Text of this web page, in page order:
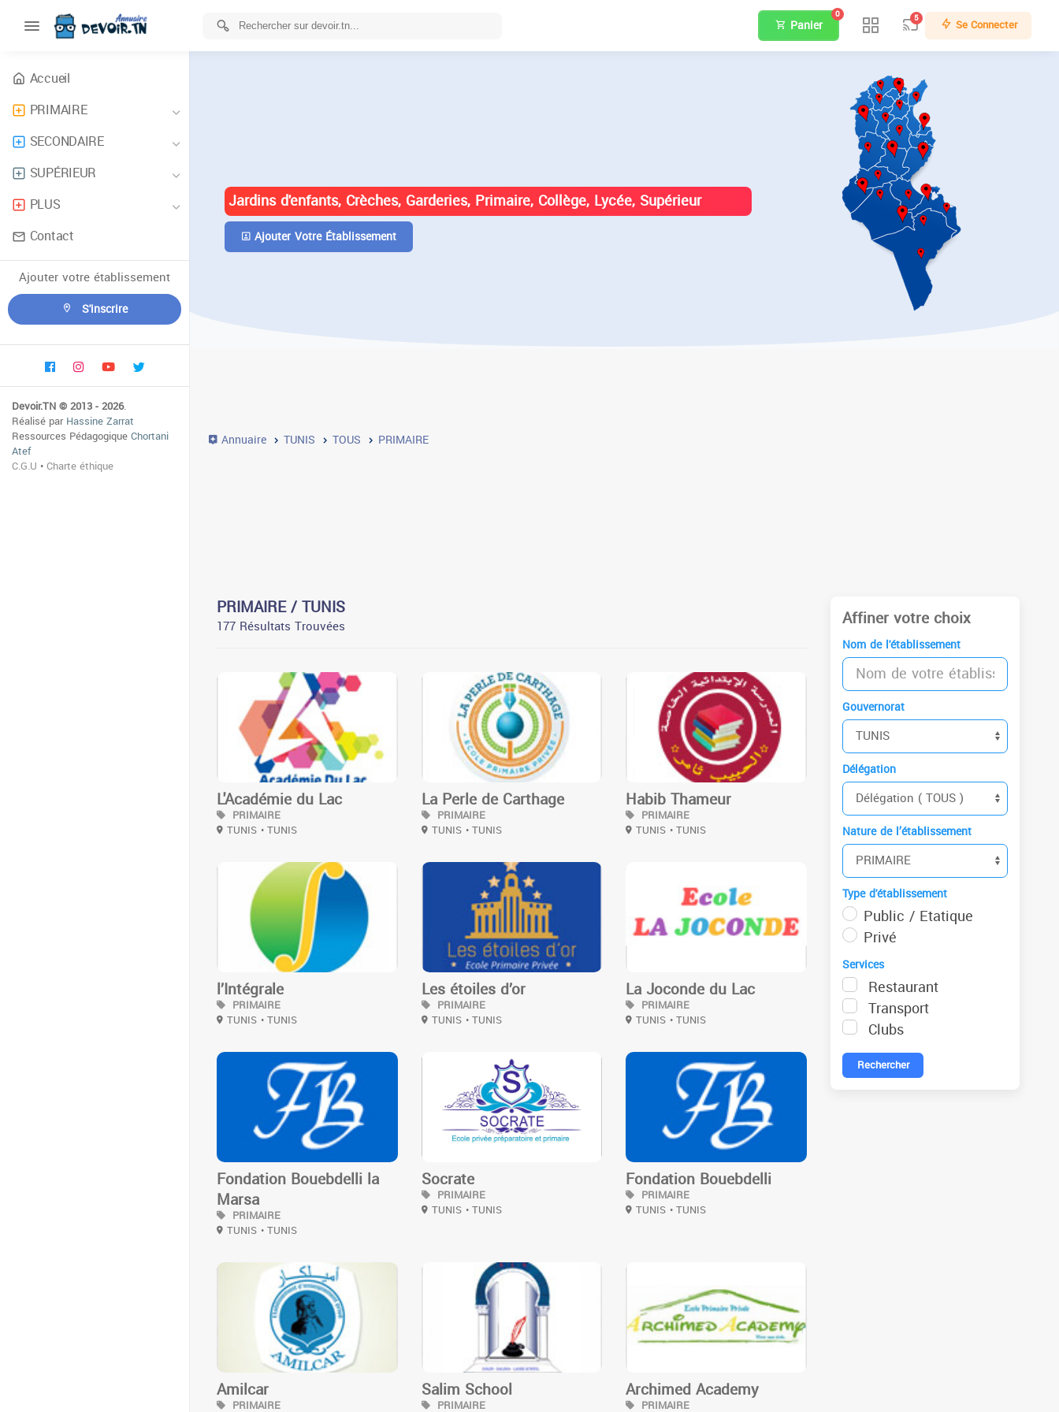
Accueil
PRIMAIRE
SECONDAIRE
SUPÉRIEUR
PLUS
Contact
Ajouter votre établissement
S'inscrire
Devoir.TN © 2013 - 2026.
Réalisé parHassine Zarrat
Ressources PédagogiqueChortani
Atef
C.G.U •Charte éthique
Panier
0 5 Se Connecter
Jardins d'enfants, Crèches, Garderies, Primaire, Collège, Lycée, Supérieur
Ajouter Votre Établissement
Annuaire TUNIS TOUS PRIMAIRE
PRIMAIRE / TUNIS
177 Résultats Trouvées
L'Académie du Lac
PRIMAIRE
TUNIS • TUNIS
La Perle de Carthage
PRIMAIRE
TUNIS • TUNIS
Habib Thameur
PRIMAIRE
TUNIS • TUNIS
l’Intégrale
PRIMAIRE
TUNIS • TUNIS
Les étoiles d’or
PRIMAIRE
TUNIS • TUNIS
La Joconde du Lac
PRIMAIRE
TUNIS • TUNIS
Fondation Bouebdelli la
Marsa
PRIMAIRE
TUNIS • TUNIS
Socrate
PRIMAIRE
TUNIS • TUNIS
Fondation Bouebdelli
PRIMAIRE
TUNIS • TUNIS
Amilcar
PRIMAIRE
Salim School
PRIMAIRE
Archimed Academy
PRIMAIRE
Affiner votre choix
Nom de l'établissement
Gouvernorat
Délégation
Nature de l’établissement
Type d'établissement
Public / Etatique
Privé
Services
Restaurant
Transport
Clubs
Rechercher